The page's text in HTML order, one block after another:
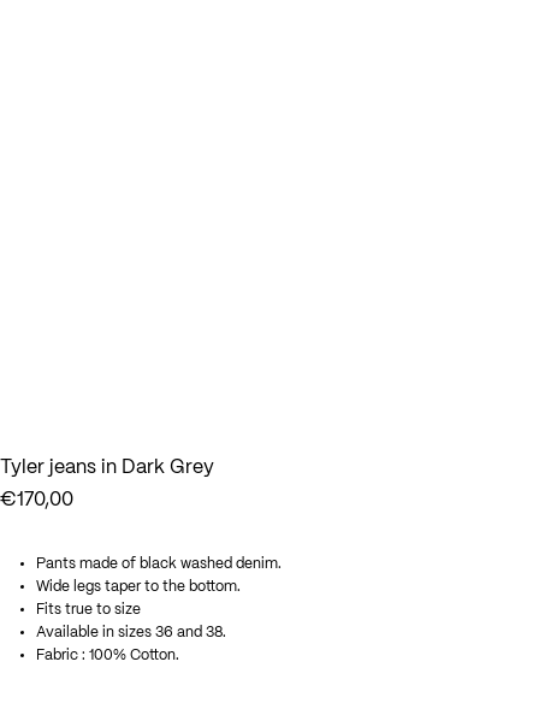
Tyler jeans in Dark Grey
€170,00
Pants made of black washed denim.
Wide legs taper to the bottom.
Fits true to size
Available in sizes 36 and 38.
Fabric : 100% Cotton.